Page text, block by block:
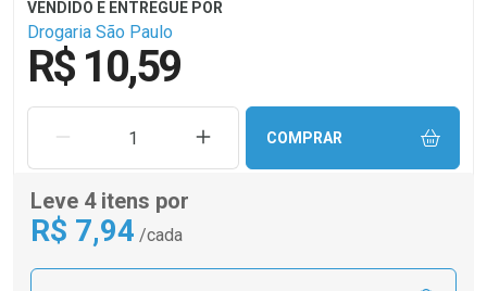
Drogaria São Paulo
R$ 10,59
REMOVER UMA UNIDADEAUMENTAR UMA UNIDADE
COMPRAR
Leve 4 itens por
R$ 7,94 /cada